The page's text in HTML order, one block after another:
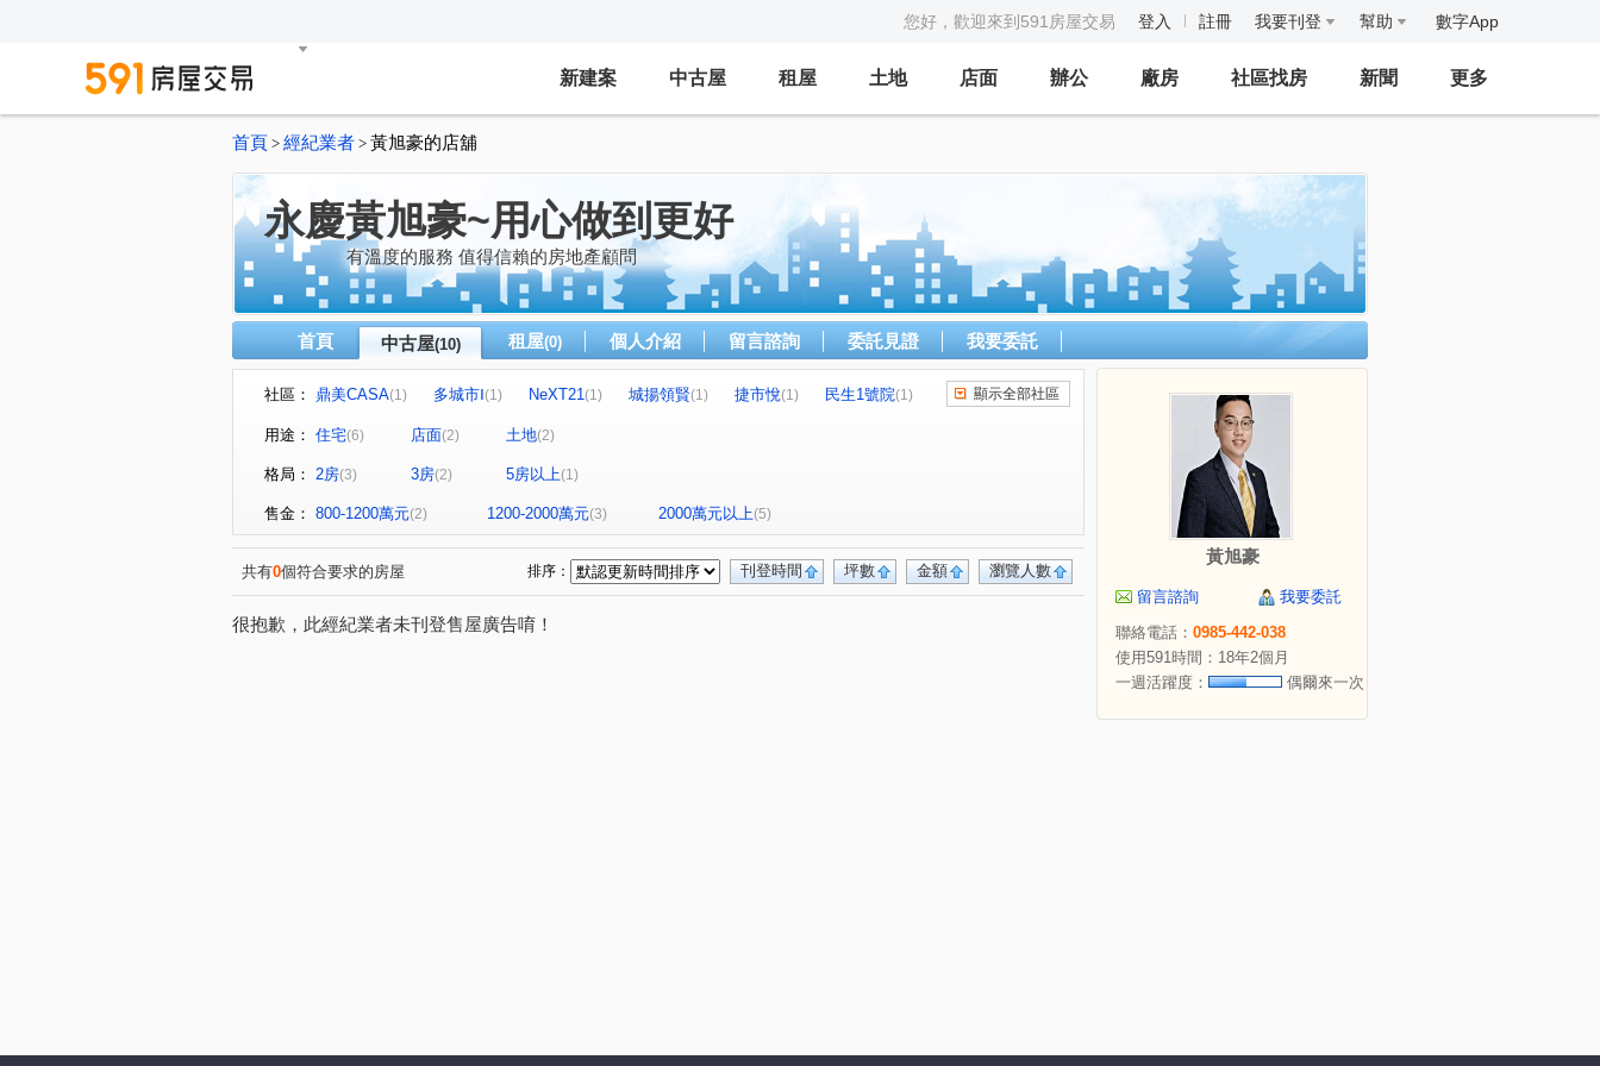
您好，歡迎來到591房屋交易 登入 註冊 我要刊登 幫助 數字App
新建案 中古屋 租屋 土地 店面 辦公 廠房 社區找房 新聞 更多
首頁 > 經紀業者 > 黃旭豪的店舖
永慶黃旭豪~用心做到更好
有溫度的服務 值得信賴的房地產顧問
首頁 中古屋(10) 租屋(0) 個人介紹 留言諮詢 委託見證 我要委託
社區： 鼎美CASA(1) 多城市Ⅰ(1) NeXT21(1) 城揚領賢(1) 捷市悅(1) 民生1號院(1)
棋琴文蓮苑大廈 鼎中路 (1)
顯示全部社區
用途： 住宅(6) 店面(2) 土地(2)
格局： 2房(3) 3房(2) 5房以上(1)
售金： 800-1200萬元(2) 1200-2000萬元(3) 2000萬元以上(5)
共有0個符合要求的房屋 瀏覽人數
金額
坪數
刊登時間
排序：
很抱歉，此經紀業者未刊登售屋廣告唷！
黃旭豪
留言諮詢
我要委託
聯絡電話： 0985-442-038
使用591時間：18年2個月
一週活躍度：
偶爾來一次